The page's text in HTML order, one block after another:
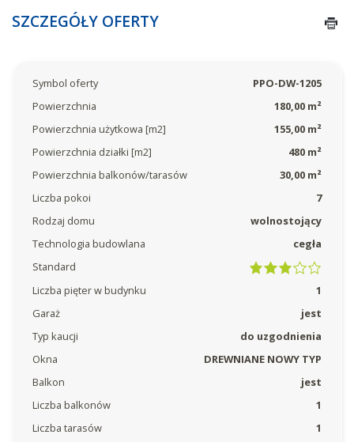
SZCZEGÓŁY OFERTY
Symbol oferty
PPO-DW-1205
Powierzchnia
180,00 m²
Powierzchnia użytkowa [m2]
155,00 m²
Powierzchnia działki [m2]
480 m²
Powierzchnia balkonów/tarasów
30,00 m²
Liczba pokoi
7
Rodzaj domu
wolnostojący
Technologia budowlana
cegła
Standard
Liczba pięter w budynku
1
Garaż
jest
Typ kaucji
do uzgodnienia
Okna
DREWNIANE NOWY TYP
Balkon
jest
Liczba balkonów
1
Liczba tarasów
1